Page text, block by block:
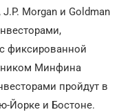
Morgan и Goldman
фиксированной
Минфина
пройдут в
Йорке и Бостоне.